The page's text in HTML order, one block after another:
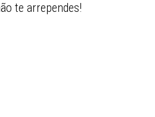
te arrependes!